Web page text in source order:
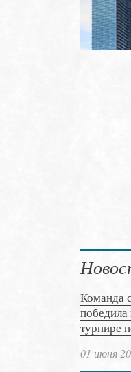
Команда
турнире
01 июня